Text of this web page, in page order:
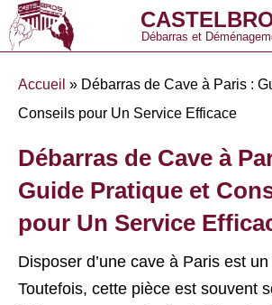
Débarras et
Accueil » Débarras de Cave à Paris :
Conseils pour Un Service Efficace
Débarras de Cave à
Guide Pratique et
pour Un Service
Disposer d’une cave à Paris est
Toutefois, cette pièce est souvent